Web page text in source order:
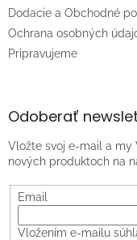
Dodacie a Obchodné
Ochrana osobných
Pripravujeme
Odoberať
Vložte svoj e-mail a my
nových produktoch na
Email
Vložením e-mailu